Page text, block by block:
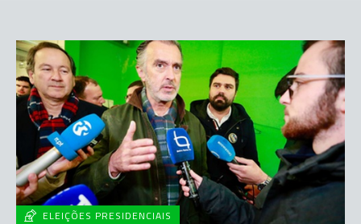
ELEIÇÕES PRESIDENCIAIS